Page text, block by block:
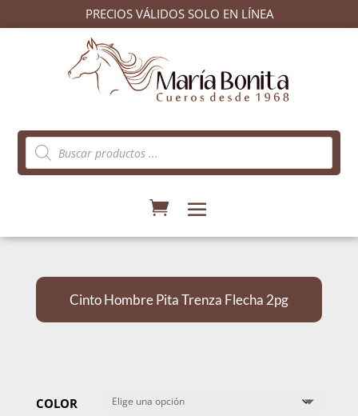
PRECIOS VÁLIDOS SOLO EN LÍNEA
Búsqueda
de
productos
Cinto Hombre Pita Trenza Flecha 2pg
COLOR